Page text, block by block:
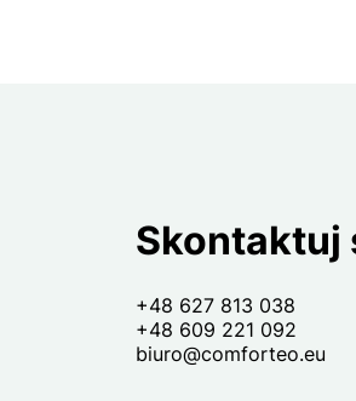
Skontaktuj
+48 627 813 038
+48 609 221 092
biuro@comforteo.eu